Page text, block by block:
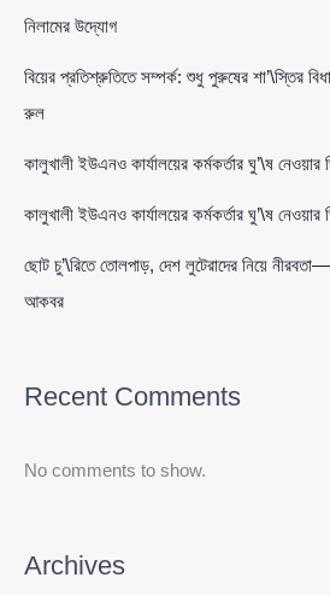
নিলামের উদ্যোগ
বিয়ের প্রতিশ্রুতিতে সম্পর্ক: শুধু পুরুষের শা’\স্তির
রুল
কালুখালী ইউএনও কার্যালয়ের কর্মকর্তার ঘু’\ষ
কালুখালী ইউএনও কার্যালয়ের কর্মকর্তার ঘু’\ষ
ছোট চু’\রিতে তোলপাড়, দেশ লুটেরাদের নিয়ে
আকবর
Recent Comments
No comments to show.
Archives